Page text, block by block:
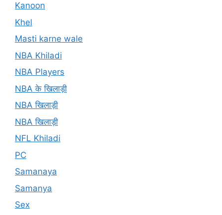
Kanoon
Khel
Masti karne wale
NBA Khiladi
NBA Players
NBA के खिलाड़ी
NBA खिलाड़ी
NBA खिलाड़ी
NFL Khiladi
PC
Samanaya
Samanya
Sex